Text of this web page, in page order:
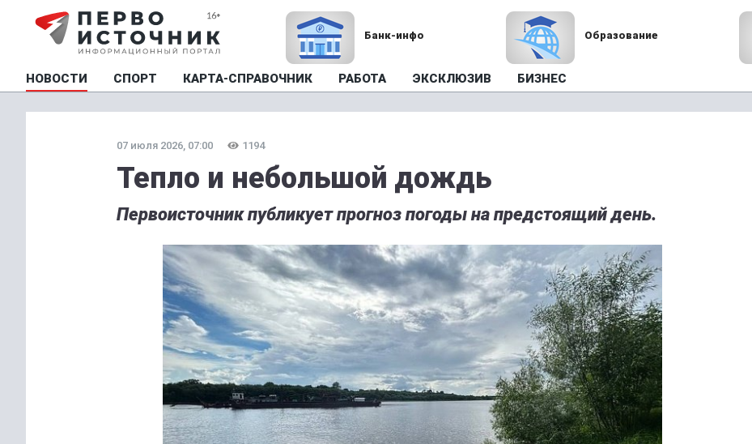
Банк-инфо Образование
НОВОСТИ СПОРТ КАРТА-СПРАВОЧНИК РАБОТА ЭКСКЛЮЗИВ БИЗНЕС
07 июля 2026, 07:00 1194
Тепло и небольшой дождь
Первоисточник публикует прогноз погоды на предстоящий день.